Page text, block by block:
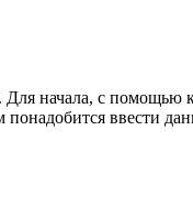
начала, с помощью
ввести